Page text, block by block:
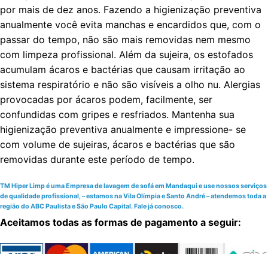
por mais de dez anos. Fazendo a higienização preventiva
anualmente você evita manchas e encardidos que, com o
passar do tempo, não são mais removidas nem mesmo
com limpeza profissional. Além da sujeira, os estofados
acumulam ácaros e bactérias que causam irritação ao
sistema respiratório e não são visíveis a olho nu. Alergias
provocadas por ácaros podem, facilmente, ser
confundidas com gripes e resfriados. Mantenha sua
higienização preventiva anualmente e impressione- se
com volume de sujeiras, ácaros e bactérias que são
removidas durante este período de tempo.
TM Hiper Limp é uma Empresa de lavagem de sofá em Mandaqui e use nossos serviços
de qualidade profissional, – estamos na Vila Olímpia e Santo André – atendemos toda a
região do ABC Paulista e São Paulo Capital. Fale já conosco.
Aceitamos todas as formas de pagamento a seguir: